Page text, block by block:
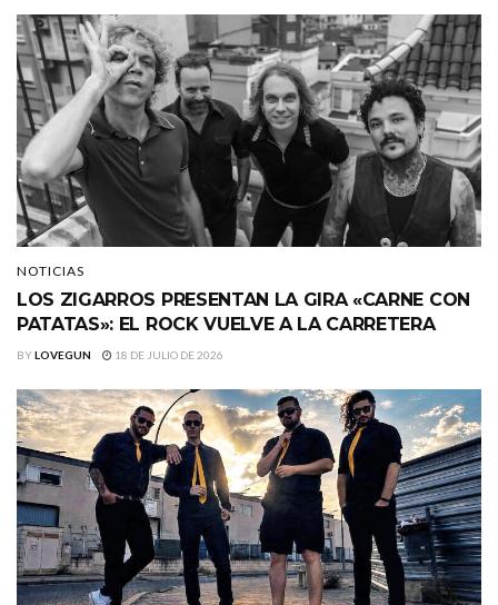
NOTICIAS
LOS ZIGARROS PRESENTAN LA GIRA «CARNE CON
PATATAS»: EL ROCK VUELVE A LA CARRETERA
BYLOVEGUN 18 DE JULIO DE 2026